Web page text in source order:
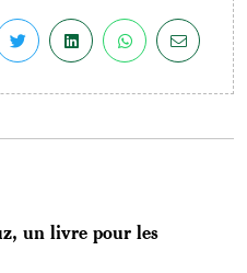
un livre pour les